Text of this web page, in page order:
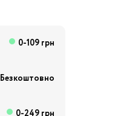
0-109 грн
Безкоштовно
0-249 грн